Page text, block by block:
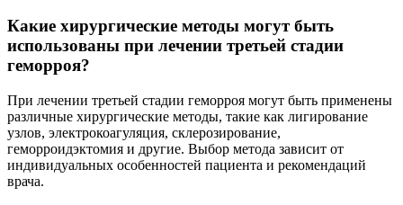
Какие хирургические методы могут быть
использованы при лечении третьей стадии
геморроя?
При лечении третьей стадии геморроя могут быть применены
различные хирургические методы, такие как лигирование
узлов, электрокоагуляция, склерозирование,
геморроидэктомия и другие. Выбор метода зависит от
индивидуальных особенностей пациента и рекомендаций
врача.